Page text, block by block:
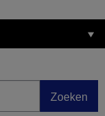
Zoeken